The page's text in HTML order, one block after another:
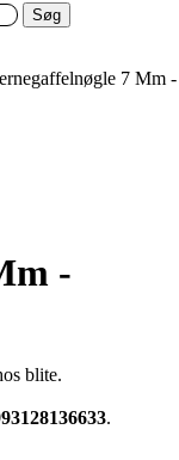
Søg
7 Mm -
-
blite.
.